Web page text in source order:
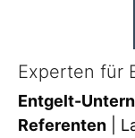
Experten für
Entgelt-
Referenten |